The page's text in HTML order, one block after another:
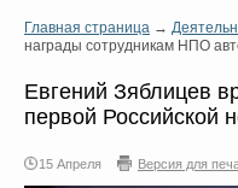
Главная страница →
награды сотрудникам НПО
Евгений Зяблицев
первой Российской
15 Апреля Версия для